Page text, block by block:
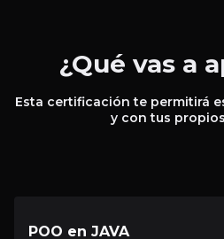
¿Qué vas a
Esta certificación te permitirá
y con tus
POO en JAVA